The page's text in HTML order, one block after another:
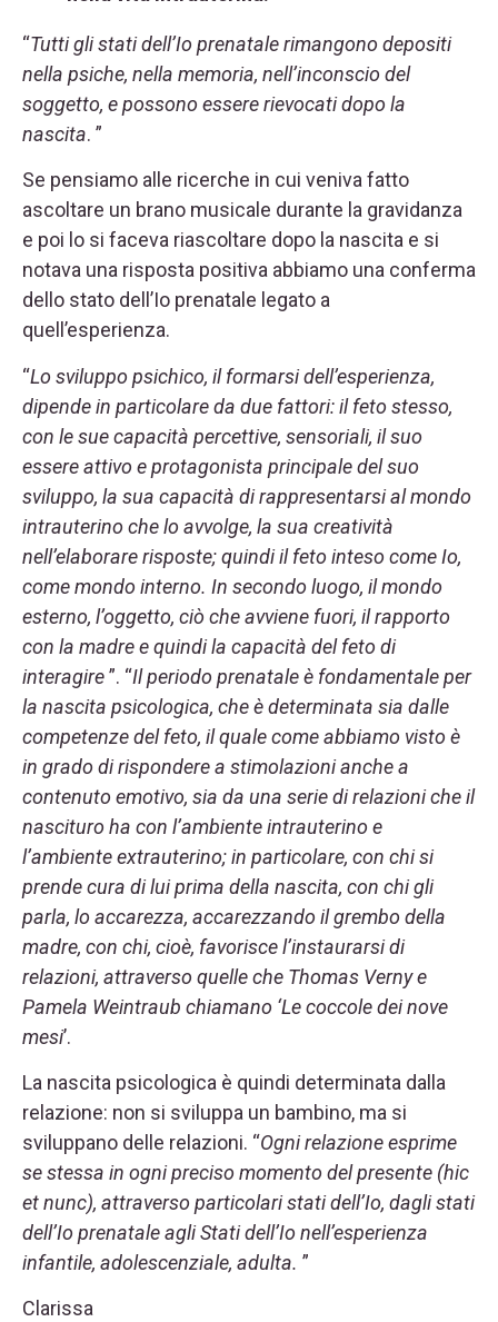
“Tutti gli stati dell’Io prenatale rimangono depositi
nella psiche, nella memoria, nell’inconscio del
soggetto, e possono essere rievocati dopo la
nascita. ”
Se pensiamo alle ricerche in cui veniva fatto
ascoltare un brano musicale durante la gravidanza
e poi lo si faceva riascoltare dopo la nascita e si
notava una risposta positiva abbiamo una conferma
dello stato dell’Io prenatale legato a
quell’esperienza.
“Lo sviluppo psichico, il formarsi dell’esperienza,
dipende in particolare da due fattori: il feto stesso,
con le sue capacità percettive, sensoriali, il suo
essere attivo e protagonista principale del suo
sviluppo, la sua capacità di rappresentarsi al mondo
intrauterino che lo avvolge, la sua creatività
nell’elaborare risposte; quindi il feto inteso come Io,
come mondo interno. In secondo luogo, il mondo
esterno, l’oggetto, ciò che avviene fuori, il rapporto
con la madre e quindi la capacità del feto di
interagire”. “Il periodo prenatale è fondamentale per
la nascita psicologica, che è determinata sia dalle
competenze del feto, il quale come abbiamo visto è
in grado di rispondere a stimolazioni anche a
contenuto emotivo, sia da una serie di relazioni che il
nascituro ha con l’ambiente intrauterino e
l’ambiente extrauterino; in particolare, con chi si
prende cura di lui prima della nascita, con chi gli
parla, lo accarezza, accarezzando il grembo della
madre, con chi, cioè, favorisce l’instaurarsi di
relazioni, attraverso quelle che Thomas Verny e
Pamela Weintraub chiamano ‘Le coccole dei nove
mesi’.
La nascita psicologica è quindi determinata dalla
relazione: non si sviluppa un bambino, ma si
sviluppano delle relazioni. “Ogni relazione esprime
se stessa in ogni preciso momento del presente (hic
et nunc), attraverso particolari stati dell’Io, dagli stati
dell’Io prenatale agli Stati dell’Io nell’esperienza
infantile, adolescenziale, adulta. ”
Clarissa